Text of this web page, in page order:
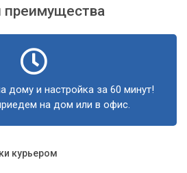
дому и настройка за 60 минут!
на дом или в офис.
курьером